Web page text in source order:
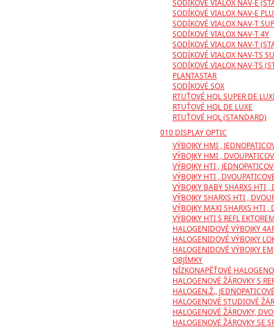
SODÍKOVÉ VIALOX NAV-E
SODÍKOVÉ VIALOX NAV-E
SODÍKOVÉ VIALOX NAV-T
SODÍKOVÉ VIALOX NAV-T 4Y
SODÍKOVÉ VIALOX NAV-T
SODÍKOVÉ VIALOX NAV-TS
SODÍKOVÉ VIALOX NAV-TS
PLANTASTAR
SODÍKOVÉ SOX
RTUŤOVÉ HQL SUPER DE
RTUŤOVÉ HQL DE LUXE
RTUŤOVÉ HQL (STANDARD)
010 DISPLAY OPTIC
VÝBOJKY HMI ,
VÝBOJKY HMI ,
VÝBOJKY HTI ,
VÝBOJKY HTI ,
VÝBOJKY BABY SHARXS HTI ,
VÝBOJKY SHARXS HTI ,
VÝBOJKY MAXI SHARXS HTI ,
VÝBOJKY HTI S REFL
HALOGENIDOVÉ VÝBOJKY
HALOGENIDOVÉ VÝBOJKY
HALOGENIDOVÉ VÝBOJKY
OBJÍMKY
NÍZKONAPĚŤOVÉ
HALOGENOVÉ ŽÁROVKY S
HALOGEN.Ž.,
HALOGENOVÉ STUDIOVÉ
HALOGENOVÉ ŽÁROVKY,
HALOGENOVÉ ŽÁROVKY SE